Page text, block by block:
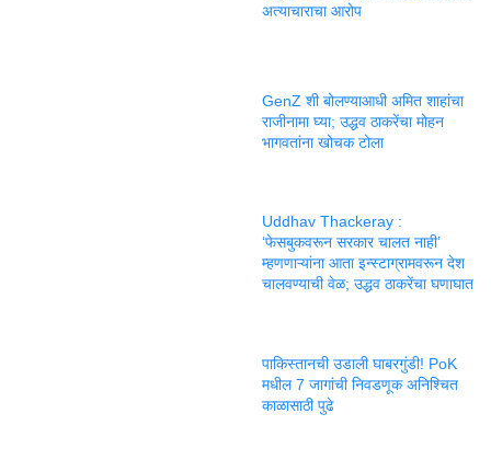
अत्याचाराचा आरोप
GenZ शी बोलण्याआधी अमित शाहांचा
राजीनामा घ्या; उद्धव ठाकरेंचा मोहन
भागवतांना खोचक टोला
Uddhav Thackeray :
‘फेसबुकवरून सरकार चालत नाही’
म्हणणाऱ्यांना आता इन्स्टाग्रामवरून देश
चालवण्याची वेळ; उद्धव ठाकरेंचा घणाघात
पाकिस्तानची उडाली घाबरगुंडी! PoK
मधील 7 जागांची निवडणूक अनिश्चित
काळासाठी पुढे